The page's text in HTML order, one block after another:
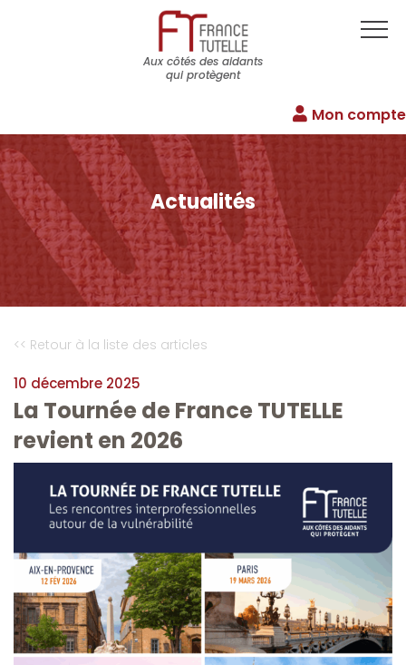
Aux côtés des aidants
qui protègent
Mon compte
Actualités
<< Retour à la liste des articles
10 décembre 2025
La Tournée de France TUTELLE
revient en 2026